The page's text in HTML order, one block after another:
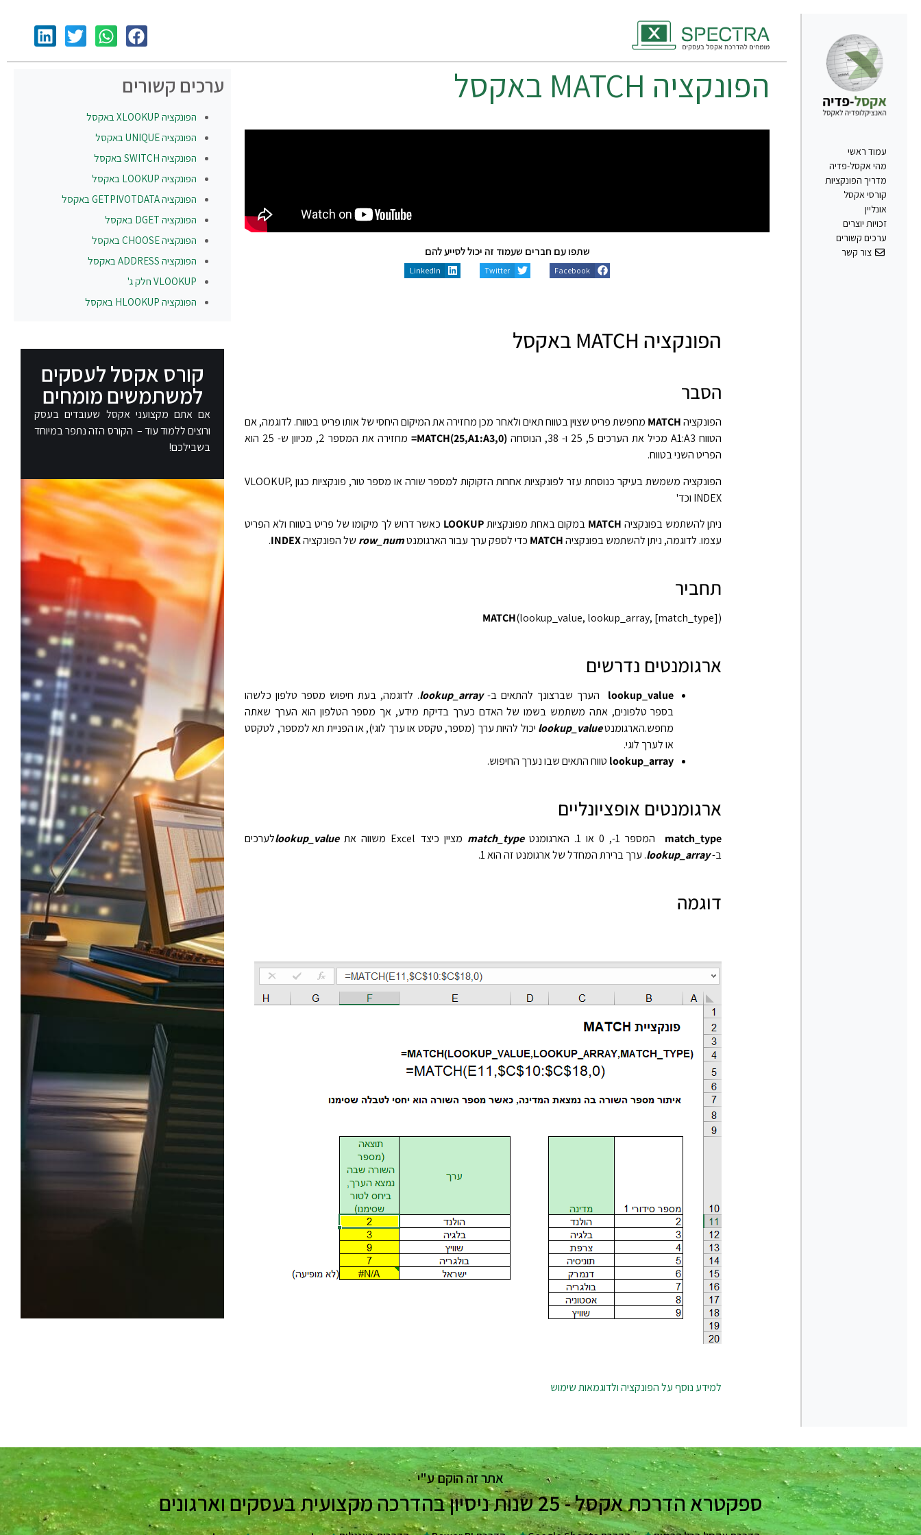
עמוד ראשי
מהי אקסל-פדיה
מדריך הפונקציות
קורסי אקסל
אונליין
זכויות יוצרים
ערכים קשורים
צור קשר
הפונקציה MATCH באקסל
שתפו עם חברים שעמוד זה יכול לסייע להם
Facebook
Twitter
LinkedIn
הפונקציה MATCH באקסל
הסבר
הפונקציהMATCH מחפשת פריט שצוין בטווח תאים ולאחר מכן מחזירה את המיקום היחסי של אותו פריט בטווח. לדוגמה, אם
הטווח A1:A3 מכיל את הערכים 5, 25 ו- 38, הנוסחה
‎=MATCH(25,A1:A3,0)‎‏
מחזירה את המספר 2, מכיוון ש- 25 הוא
הפריט השני בטווח.
הפונקציה משמשת בעיקר כנוסחת עזר לפונקציות אחרות הזקוקות למספר שורה או מספר טור, פונקציות כגון VLOOKUP,
INDEX וכד'
ניתן להשתמש בפונקציה MATCH במקום באחת מפונקציותLOOKUP כאשר דרוש לך מיקומו של פריט בטווח ולא הפריט
עצמו. לדוגמה, ניתן להשתמש בפונקציהMATCH כדי לספק ערך עבור הארגומנטrow_num של הפונקציהINDEX
.
תחביר
MATCH(lookup_value, lookup_array, [match_type])‎
ארגומנטים נדרשים
lookup_value הערך שברצונך להתאים ב-lookup_array. לדוגמה, בעת חיפוש מספר טלפון כלשהו
בספר טלפונים, אתה משתמש בשמו של האדם כערך בדיקת מידע, אך מספר הטלפון הוא הערך שאתה
מחפש.הארגומנטlookup_value יכול להיות ערך (מספר, טקסט או ערך לוגי), או הפניית תא למספר, לטקסט
או לערך לוגי.
lookup_array טווח התאים שבו נערך החיפוש.
ארגומנטים אופציונליים
match_type המספר ‎-1‏, 0 או 1. הארגומנט match_type מציין כיצד Excel משווה את lookup_valueלערכים
ב-lookup_array. ערך ברירת המחדל של ארגומנט זה הוא 1.
דוגמה
למידע נוסף על הפונקציה ולדוגמאות שימוש
ערכים קשורים
הפונקציה XLOOKUPבאקסל
הפונקציהUNIQUEבאקסל
הפונקציה SWITCHבאקסל
הפונקציה LOOKUP באקסל
הפונקציהGETPIVOTDATAבאקסל
הפונקציה DGET באקסל
הפונקציהCHOOSEבאקסל
הפונקציה ADDRESSבאקסל
VLOOKUP חלק ג'
הפונקציה HLOOKUP באקסל
קורס אקסל לעסקים
למשתמשים מומחים
אם אתם מקצועני אקסל שעובדים בעסק
ורוצים ללמוד עוד – הקורס הזה נתפר במיוחד
בשבילכם!
אתר זה הוקם ע"י
ספקטרא הדרכת אקסל - 25 שנות ניסיון בהדרכה מקצועית בעסקים וארגונים